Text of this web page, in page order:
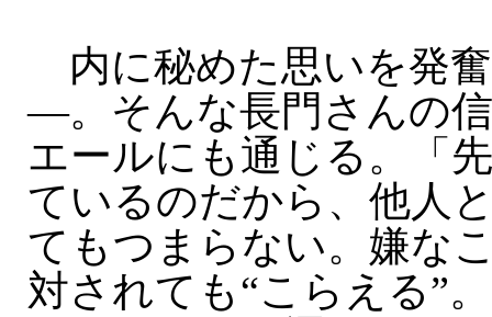
内に秘めた思いを発
—。そんな長門さんの
エールにも通じる。「
ているのだから、他人
てもつまらない。嫌な
対されても“こらえる”